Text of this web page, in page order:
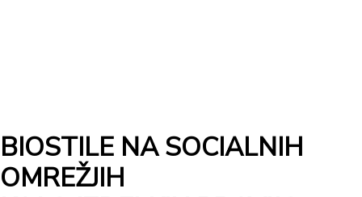
BIOSTILE NA SOCIALNIH
OMREŽJIH